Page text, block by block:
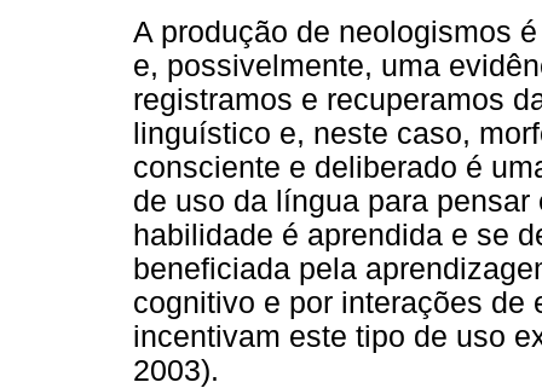
A produção de neologismos
e, possivelmente, uma
registramos e recuperamos
linguístico e, neste caso,
consciente e deliberado é
de uso da língua para
habilidade é aprendida e se
beneficiada pela
cognitivo e por interações de
incentivam este tipo de uso
2003).